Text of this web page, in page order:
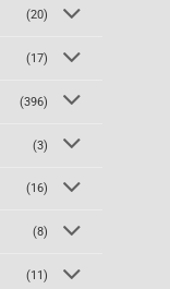
(20)
(17)
(396)
(3)
(16)
(8)
(11)